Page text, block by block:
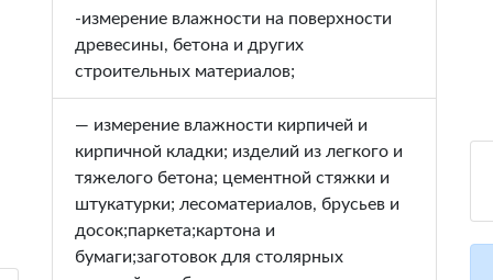
-измерение влажности на поверхности
древесины, бетона и других
строительных материалов;
— измерение влажности кирпичей и
кирпичной кладки; изделий из легкого и
тяжелого бетона; цементной стяжки и
штукатурки; лесоматериалов, брусьев и
досок;паркета;картона и
бумаги;заготовок для столярных